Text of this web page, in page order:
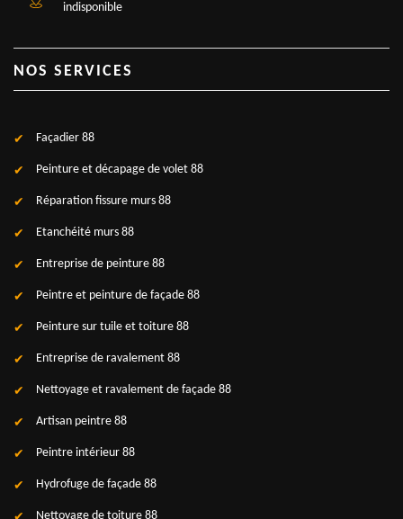
indisponible
NOS SERVICES
Façadier 88
Peinture et décapage de volet 88
Réparation fissure murs 88
Etanchéité murs 88
Entreprise de peinture 88
Peintre et peinture de façade 88
Peinture sur tuile et toiture 88
Entreprise de ravalement 88
Nettoyage et ravalement de façade 88
Artisan peintre 88
Peintre intérieur 88
Hydrofuge de façade 88
Nettoyage de toiture 88